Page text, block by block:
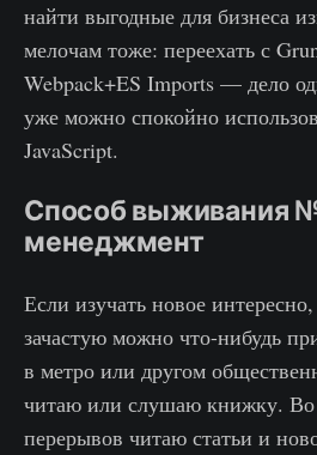
найти выгодные для бизнеса
мелочам тоже: переехать с
Webpack+ES Imports — дело
уже можно спокойно
JavaScript.
Способ выживания
менеджмент
Если изучать новое
зачастую можно что-нибудь
в метро или другом
читаю или слушаю книжку. Во
перерывов читаю статьи и